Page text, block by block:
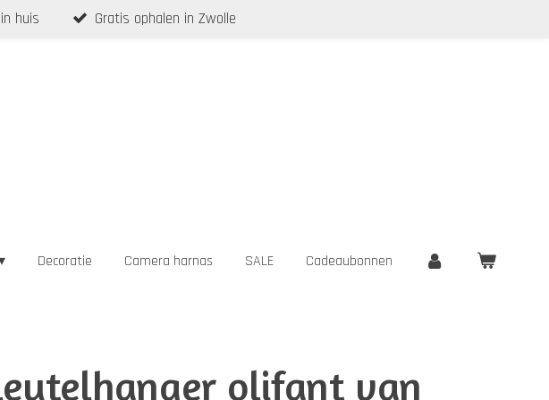
huis Gratis ophalen in Zwolle
Decoratie Camera harnas SALE Cadeaubonnen
olifant van